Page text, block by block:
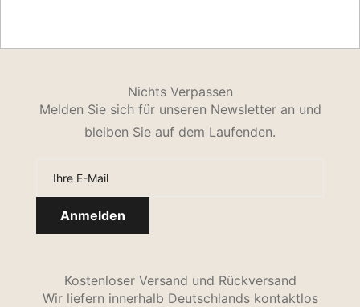
Nichts Verpassen
Melden Sie sich für unseren Newsletter an und
bleiben Sie auf dem Laufenden.
Kostenloser Versand und Rückversand
Wir liefern innerhalb Deutschlands kontaktlos